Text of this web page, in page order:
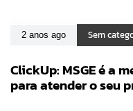
2 anos ago Sem
ClickUp: MSGE é a
para atender o seu